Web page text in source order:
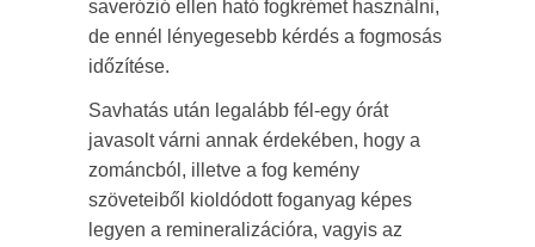
saverózió ellen ható fogkrémet használni,
de ennél lényegesebb kérdés a fogmosás
időzítése.
Savhatás után legalább fél-egy órát
javasolt várni annak érdekében, hogy a
zománcból, illetve a fog kemény
szöveteiből kioldódott foganyag képes
legyen a remineralizációra, vagyis az